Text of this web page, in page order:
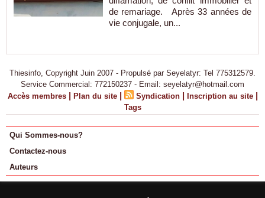
de remariage. Après 33 années de
vie conjugale, un...
Thiesinfo, Copyright Juin 2007 - Propulsé par Seyelatyr: Tel 775312579.
Service Commercial: 772150237 - Email: seyelatyr@hotmail.com
Accès membres | Plan du site | Syndication | Inscription au site |
Tags
Qui Sommes-nous?
Contactez-nous
Auteurs